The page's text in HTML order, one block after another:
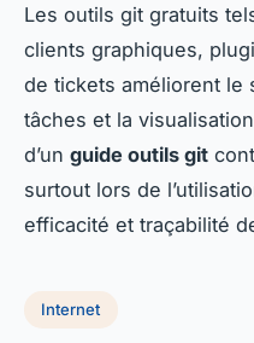
Les outils git gratuits
clients graphiques,
de tickets améliorent le
tâches et la
d’un guide outils git
surtout lors de
efficacité et traçabilité
Internet